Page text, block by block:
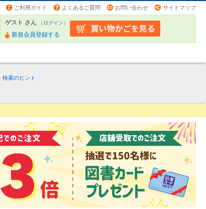
ご利用ガイド よくあるご質問 お問い合わせ サイトマップ
ゲスト さん （ログイン）
新規会員登録する
検索のヒント